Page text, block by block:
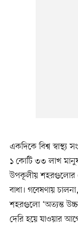
একদিকে বিশ্ব স্বাস্থ্য
১ কোটি ৩৩ লাখ
উপকূলীয় শহরগুলোর
বাধা। গবেষণায়
শহরগুলো ‘অত্যন্ত উচ্চ
দেরি হয়ে যাওয়ার